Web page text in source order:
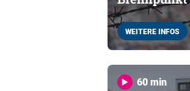
WEITERE INFOS
60 min